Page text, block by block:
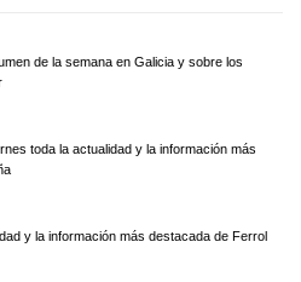
de la semana en Galicia y sobre los
toda la actualidad y la información más
y la información más destacada de Ferrol